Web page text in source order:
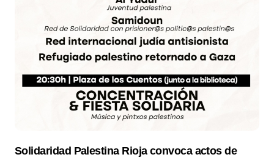
Solidaridad Palestina Rioja convoca actos de